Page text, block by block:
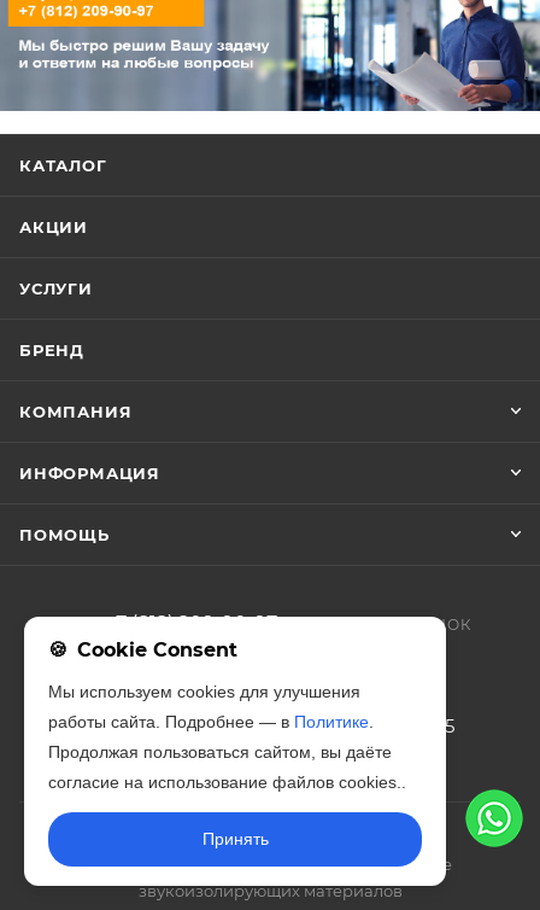
КАТАЛОГ
АКЦИИ
УСЛУГИ
БРЕНД
КОМПАНИЯ
ИНФОРМАЦИЯ
ПОМОЩЬ
+7 (812) 209-90-97 ЗАКАЗАТЬ ЗВОНОК
г. Санкт-Петербург, Благодатная, 65
2026 © Изофорта – эксперты в производстве
звукоизолирующих материалов
Cookie Consent
Мы используем cookies для улучшения
работы сайта. Подробнее — в Политике
Продолжая пользоваться сайтом, вы даёте
согласие на использование файлов cookies..
Принять